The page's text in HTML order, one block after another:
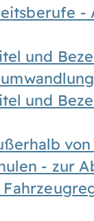
und
und
- zur